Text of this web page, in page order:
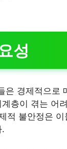
성
은 경제적으로
층이 겪는 어
적 불안정은
.